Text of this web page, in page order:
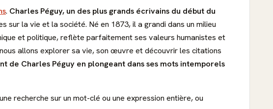
. Charles Péguy, un des plus grands écrivains du début du
la vie et la société. Né en 1873, il a grandi dans un milieu
et politique, reflète parfaitement ses valeurs humanistes et
allons explorer sa vie, son œuvre et découvrir les citations
de Charles Péguy en plongeant dans ses mots intemporels
recherche sur un mot-clé ou une expression entière, ou